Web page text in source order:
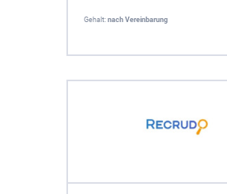
Gehalt: nach Vereinbarung